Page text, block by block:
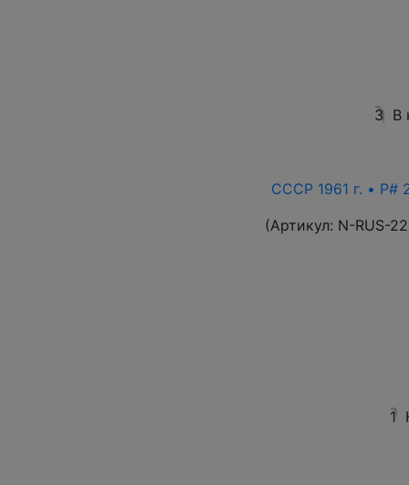
3 В
СССР 1961 г. • P#
(Артикул: N-RUS-
1